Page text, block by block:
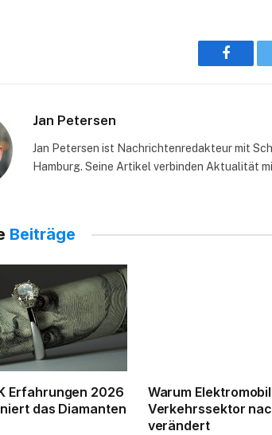
Jan Petersen
Jan Petersen ist Nachrichtenredakteur mit
Hamburg. Seine Artikel verbinden Aktualität
Beiträge
Erfahrungen 2026
das Diamanten
Warum
Verkehrssektor
verändert